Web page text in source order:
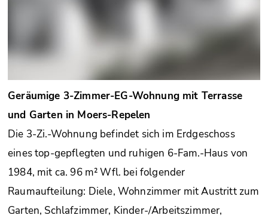
Geräumige 3-Zimmer-EG-Wohnung mit Terrasse
und Garten in Moers-Repelen
Die 3-Zi.-Wohnung befindet sich im Erdgeschoss
eines top-gepflegten und ruhigen 6-Fam.-Haus von
1984, mit ca. 96 m² Wfl. bei folgender
Raumaufteilung: Diele, Wohnzimmer mit Austritt zum
Garten, Schlafzimmer, Kinder-/Arbeitszimmer,